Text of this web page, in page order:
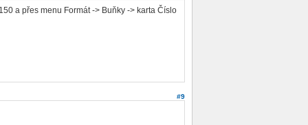
a přes menu Formát -> Buňky -> karta Číslo
#9